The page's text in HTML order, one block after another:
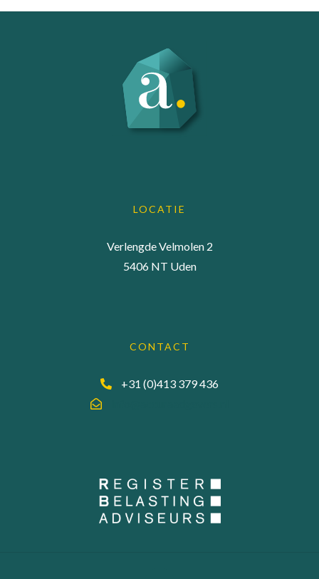
LOCATIE
Verlengde Velmolen 2
5406 NT Uden
CONTACT
+31 (0)413 379 436